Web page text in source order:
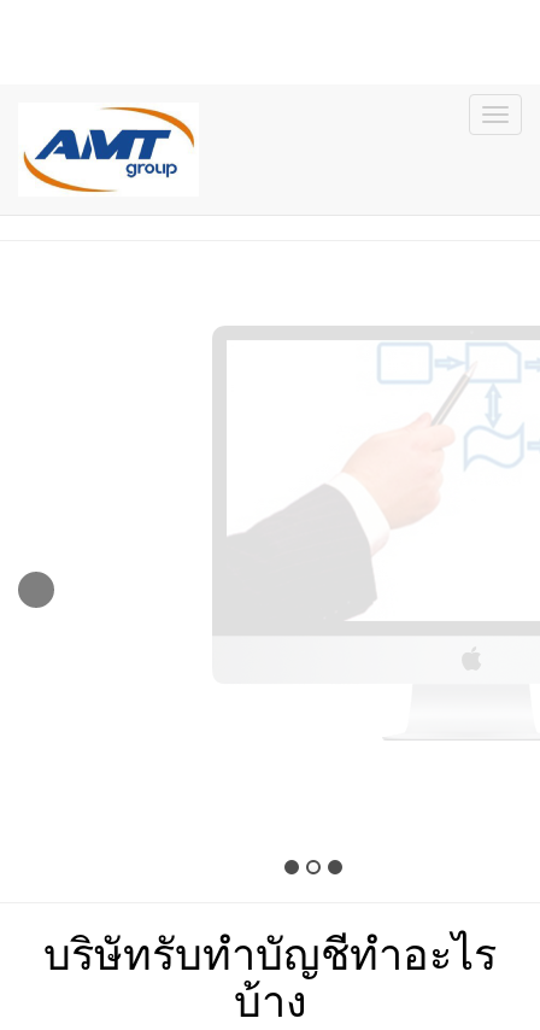
รับทำบัญชี – ยื่นภาษี
บริษัทรับทำบัญชีทำอะไร
บ้าง